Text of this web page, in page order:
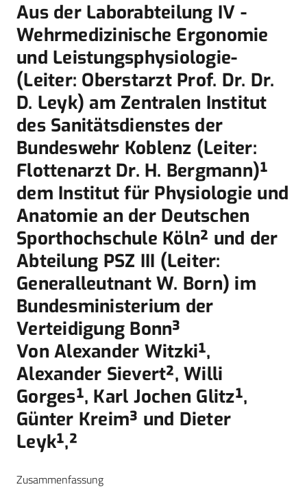
Aus der Laborabteilung IV -
Wehrmedizinische Ergonomie
und Leistungsphysiologie-
(Leiter: Oberstarzt Prof. Dr. Dr.
D. Leyk) am Zentralen Institut
des Sanitätsdienstes der
Bundeswehr Koblenz (Leiter:
Flottenarzt Dr. H. Bergmann)¹
dem Institut für Physiologie und
Anatomie an der Deutschen
Sporthochschule Köln² und der
Abteilung PSZ III (Leiter:
Generalleutnant W. Born) im
Bundesministerium der
Verteidigung Bonn³
Von Alexander Witzki¹,
Alexander Sievert², Willi
Gorges¹, Karl Jochen Glitz¹,
Günter Kreim³ und Dieter
Leyk¹,²
Zusammenfassung